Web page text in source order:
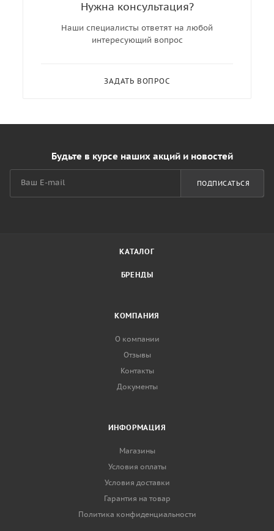
Нужна консультация?
Наши специалисты ответят на любой
интересующий вопрос
ЗАДАТЬ ВОПРОС
Будьте в курсе наших акций и новостей
ПОДПИСАТЬСЯ
КАТАЛОГ
БРЕНДЫ
КОМПАНИЯ
О компании
Отзывы
Контакты
Документы
ИНФОРМАЦИЯ
Магазины
Условия оплаты
Условия доставки
Гарантия на товар
Политика конфиденциальности